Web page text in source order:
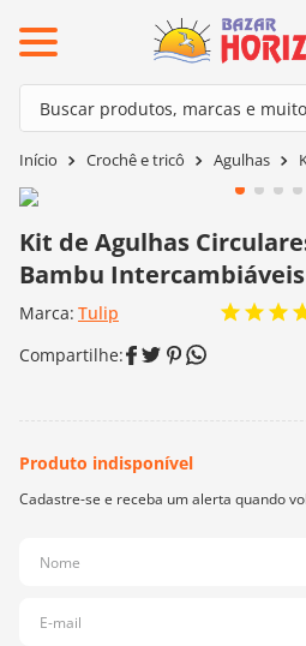
Buscar produtos, marcas e
Crochê e tricô Agulhas
Kit de Agulhas
Bambu
Marca: Tulip
Termos mais buscados
3º kit amigurumi
4º agulha crochê
5º fio amigurumi
10º
mais buscados
barroco
mollet
kit amigurumi
agulha crochê
fio amigurumi
charme
dmc